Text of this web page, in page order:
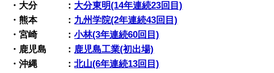
・大分 ： 大分東明(14年連続23回目)
・熊本 ： 九州学院(2年連続43回目)
・宮崎 ：小林(3年連続60回目)
・鹿児島 ： 鹿児島工業(初出場)
・沖縄 ：北山(6年連続13回目)